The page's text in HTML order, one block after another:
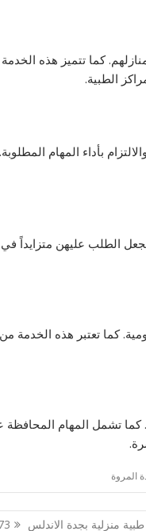
كما تتميز هذه الخدمة
الطبية.
بأداء المهام
يجعل الطلب عليهن متزايداً
كما تعتبر هذه الخدمة
كما تشمل المهام المحافظة
المروة
منزلية بجدة الاندلس 0548152973